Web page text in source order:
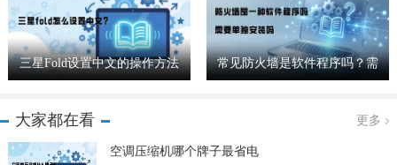
三星Fold设置中文的操作方法
常见防火墙是软件程序吗？需
要单独安装吗
大家都在看 更多
空调压缩机哪个牌子最省电